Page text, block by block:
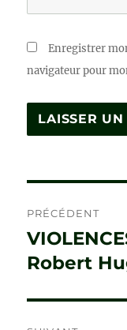
Enregistrer
navigateur pour
de
l’article
PRÉCÉDENT
Publication
précédente :
Robert